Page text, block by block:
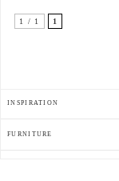
1 / 1 1
INSPIRATION
FURNITURE